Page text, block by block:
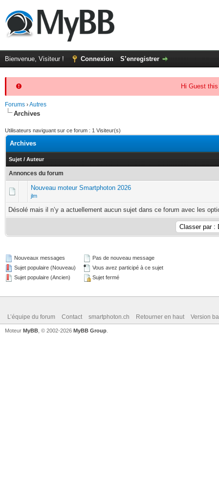
Bienvenue, Visiteur ! Connexion S’enregistrer
Hi Guest
Forums ›Autres
Archives
Utilisateurs naviguant sur ce forum : 1 Visiteur(s)
Archives
Sujet / Auteur
Annonces du forum
Nouveau moteur Smartphoton 2026
jlm
Désolé mais il n’y a actuellement aucun sujet dans ce forum avec les
Nouveaux messages
Sujet populaire (Nouveau)
Sujet populaire (Ancien)
Pas de nouveau message
Vous avez participé à ce sujet
Sujet fermé
L’équipe du forum Contact smartphoton.ch Retourner en haut Version
Moteur MyBB , © 2002-2026 MyBB Group